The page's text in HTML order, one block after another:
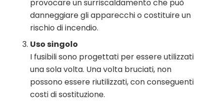
provocare un surriscaldamento che può
danneggiare gli apparecchi o costituire un
rischio di incendio.
Uso singolo
I fusibili sono progettati per essere utilizzati
una sola volta. Una volta bruciati, non
possono essere riutilizzati, con conseguenti
costi di sostituzione.